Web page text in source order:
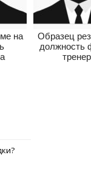
на
Образец
должность